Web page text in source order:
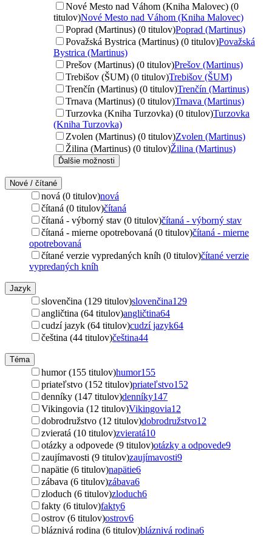
Nové Mesto nad Váhom (Kniha Malovec) (0
titulov)Nové Mesto nad Váhom (Kniha Malovec)
Poprad (Martinus) (0 titulov)Poprad (Martinus)
Považská Bystrica (Martinus) (0 titulov)Považská
Bystrica (Martinus)
Prešov (Martinus) (0 titulov)Prešov (Martinus)
Trebišov (ŠUM) (0 titulov)Trebišov (ŠUM)
Trenčín (Martinus) (0 titulov)Trenčín (Martinus)
Trnava (Martinus) (0 titulov)Trnava (Martinus)
Turzovka (Kniha Turzovka) (0 titulov)Turzovka
(Kniha Turzovka)
Zvolen (Martinus) (0 titulov)Zvolen (Martinus)
Žilina (Martinus) (0 titulov)Žilina (Martinus)
Ďalšie možnosti
Nové / čítané
nová (0 titulov)nová
čítaná (0 titulov)čítaná
čítaná - výborný stav (0 titulov)čítaná - výborný stav
čítaná - mierne opotrebovaná (0 titulov)čítaná - mierne
opotrebovaná
čítané verzie vypredaných kníh (0 titulov)čítané verzie
vypredaných kníh
Jazyk
slovenčina (129 titulov)slovenčina129
angličtina (64 titulov)angličtina64
cudzí jazyk (64 titulov)cudzí jazyk64
čeština (44 titulov)čeština44
Téma
humor (155 titulov)humor155
priateľstvo (152 titulov)priateľstvo152
denníky (147 titulov)denníky147
Vikingovia (12 titulov)Vikingovia12
dobrodružstvo (12 titulov)dobrodružstvo12
zvieratá (10 titulov)zvieratá10
otázky a odpovede (9 titulov)otázky a odpovede9
zaujímavosti (9 titulov)zaujímavosti9
napätie (6 titulov)napätie6
zábava (6 titulov)zábava6
zloduch (6 titulov)zloduch6
fakty (6 titulov)fakty6
ostrov (6 titulov)ostrov6
bláznivá rodina (6 titulov)bláznivá rodina6